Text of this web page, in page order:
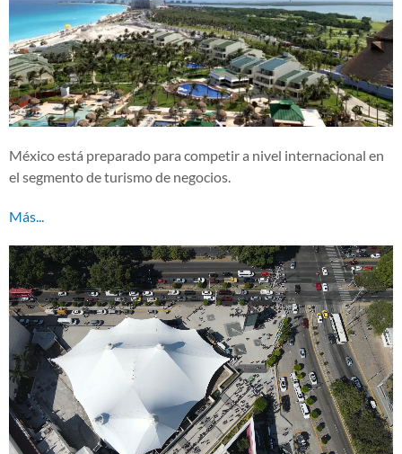
México está preparado para competir a nivel internacional en
el segmento de turismo de negocios.
Más...